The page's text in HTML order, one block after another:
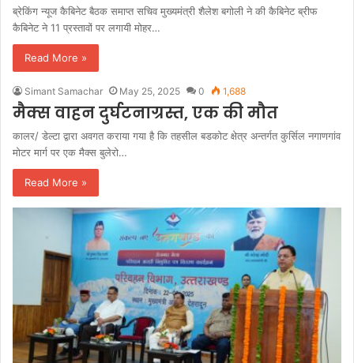
ब्रेकिंग न्यूज कैबिनेट बैठक समाप्त सचिव मुख्यमंत्री शैलेश बगोली ने की कैबिनेट ब्रीफ
कैबिनेट ने 11 प्रस्तावों पर लगायी मोहर…
Read More »
Simant Samachar May 25, 2025 0 1,688
मैक्स वाहन दुर्घटनाग्रस्त, एक की मौत
कालर/ डेल्टा द्वारा अवगत कराया गया है कि तहसील बडकोट क्षेत्र अन्तर्गत कुर्सिल नगाणगांव
मोटर मार्ग पर एक मैक्स बुलेरो…
Read More »